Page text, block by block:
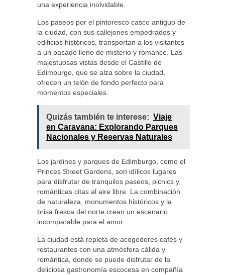
una experiencia inolvidable.
Los paseos por el pintoresco casco antiguo de
la ciudad, con sus callejones empedrados y
edificios históricos, transportan a los visitantes
a un pasado lleno de misterio y romance. Las
majestuosas vistas desde el Castillo de
Edimburgo, que se alza sobre la ciudad,
ofrecen un telón de fondo perfecto para
momentos especiales.
Quizás también te interese: Viaje
en Caravana: Explorando Parques
Nacionales y Reservas Naturales
Los jardines y parques de Edimburgo, como el
Princes Street Gardens, son idílicos lugares
para disfrutar de tranquilos paseos, picnics y
románticas citas al aire libre. La combinación
de naturaleza, monumentos históricos y la
brisa fresca del norte crean un escenario
incomparable para el amor.
La ciudad está repleta de acogedores cafés y
restaurantes con una atmósfera cálida y
romántica, donde se puede disfrutar de la
deliciosa gastronomía escocesa en compañía